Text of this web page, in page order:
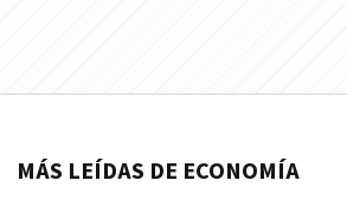
MÁS LEÍDAS DE ECONOMÍA